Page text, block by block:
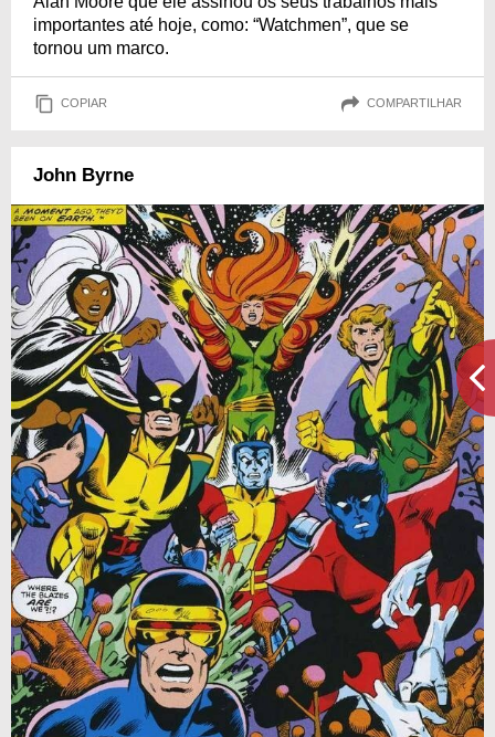
importantes até hoje, como: “Watchmen”, que se
tornou um marco.
COPIAR COMPARTILHAR
John Byrne